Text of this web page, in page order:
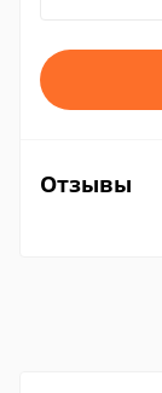
Отзывы